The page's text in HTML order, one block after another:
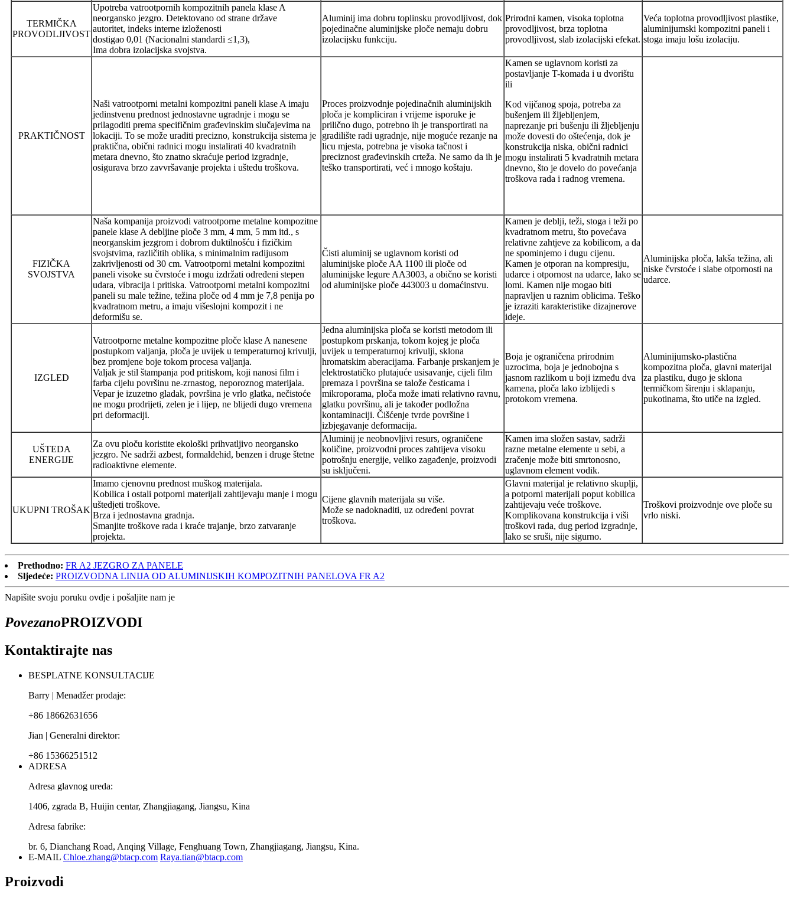
TERMIČKA
PROVODLJIVOST
Upotreba vatrootpornih kompozitnih panela klase A
neorgansko jezgro. Detektovano od strane države
autoritet, indeks interne izloženosti
dostigao 0,01 (Nacionalni standardi ≤1,3),
Ima dobra izolacijska svojstva.
Aluminij ima dobru toplinsku provodljivost, dok
pojedinačne aluminijske ploče nemaju dobru
izolacijsku funkciju.
Prirodni kamen, visoka toplotna
provodljivost, brza toplotna
provodljivost, slab izolacijski efekat.
Veća toplotna provodljivost plastike,
aluminijumski kompozitni paneli i
stoga imaju lošu izolaciju.
PRAKTIČNOST
Naši vatrootporni metalni kompozitni paneli klase A imaju
jedinstvenu prednost jednostavne ugradnje i mogu se
prilagoditi prema specifičnim građevinskim slučajevima na
lokaciji. To se može uraditi precizno, konstrukcija sistema je
praktična, obični radnici mogu instalirati 40 kvadratnih
metara dnevno, što znatno skraćuje period izgradnje,
osigurava brzo zavvršavanje projekta i uštedu troškova.
Proces proizvodnje pojedinačnih aluminijskih
ploča je kompliciran i vrijeme isporuke je
prilično dugo, potrebno ih je transportirati na
gradilište radi ugradnje, nije moguće rezanje na
licu mjesta, potrebna je visoka tačnost i
preciznost građevinskih crteža. Ne samo da ih je
teško transportirati, već i mnogo koštaju.
Kamen se uglavnom koristi za
postavljanje T-komada i u dvorištu
ili
Kod vijčanog spoja, potreba za
bušenjem ili žljebljenjem,
naprezanje pri bušenju ili žljebljenju
može dovesti do oštećenja, dok je
konstrukcija niska, obični radnici
mogu instalirati 5 kvadratnih metara
dnevno, što je dovelo do povećanja
troškova rada i radnog vremena.
FIZIČKA
SVOJSTVA
Naša kompanija proizvodi vatrootporne metalne kompozitne
panele klase A debljine ploče 3 mm, 4 mm, 5 mm itd., s
neorganskim jezgrom i dobrom duktilnošću i fizičkim
svojstvima, različitih oblika, s minimalnim radijusom
zakrivljenosti od 30 cm. Vatrootporni metalni kompozitni
paneli visoke su čvrstoće i mogu izdržati određeni stepen
udara, vibracija i pritiska. Vatrootporni metalni kompozitni
paneli su male težine, težina ploče od 4 mm je 7,8 penija po
kvadratnom metru, a imaju višeslojni kompozit i ne
deformišu se.
Čisti aluminij se uglavnom koristi od
aluminijske ploče AA 1100 ili ploče od
aluminijske legure AA3003, a obično se koristi
od aluminijske ploče 443003 u domaćinstvu.
Kamen je deblji, teži, stoga i teži po
kvadratnom metru, što povećava
relativne zahtjeve za kobilicom, a da
ne spominjemo i dugu cijenu.
Kamen je otporan na kompresiju,
udarce i otpornost na udarce, lako se
lomi. Kamen nije mogao biti
napravljen u raznim oblicima. Teško
je izraziti karakteristike dizajnerove
ideje.
Aluminijska ploča, lakša težina, ali
niske čvrstoće i slabe otpornosti na
udarce.
IZGLED
Vatrootporne metalne kompozitne ploče klase A nanesene
postupkom valjanja, ploča je uvijek u temperaturnoj krivulji,
bez promjene boje tokom procesa valjanja.
Valjak je stil štampanja pod pritiskom, koji nanosi film i
farba cijelu površinu ne-zrnastog, neporoznog materijala.
Vepar je izuzetno gladak, površina je vrlo glatka, nečistoće
ne mogu prodrijeti, zelen je i lijep, ne blijedi dugo vremena
pri deformaciji.
Jedna aluminijska ploča se koristi metodom ili
postupkom prskanja, tokom kojeg je ploča
uvijek u temperaturnoj krivulji, sklona
hromatskim aberacijama. Farbanje prskanjem je
elektrostatičko plutajuće usisavanje, cijeli film
premaza i površina se talože česticama i
mikroporama, ploča može imati relativno ravnu,
glatku površinu, ali je također podložna
kontaminaciji. Čišćenje tvrde površine i
izbjegavanje deformacija.
Boja je ograničena prirodnim
uzrocima, boja je jednobojna s
jasnom razlikom u boji između dva
kamena, ploča lako izblijedi s
protokom vremena.
Aluminijumsko-plastična
kompozitna ploča, glavni materijal
za plastiku, dugo je sklona
termičkom širenju i sklapanju,
pukotinama, što utiče na izgled.
UŠTEDA
ENERGIJE
Za ovu ploču koristite ekološki prihvatljivo neorgansko
jezgro. Ne sadrži azbest, formaldehid, benzen i druge štetne
radioaktivne elemente.
Aluminij je neobnovljivi resurs, ograničene
količine, proizvodni proces zahtijeva visoku
potrošnju energije, veliko zagađenje, proizvodi
su isključeni.
Kamen ima složen sastav, sadrži
razne metalne elemente u sebi, a
zračenje može biti smrtonosno,
uglavnom element vodik.
UKUPNI TROŠAK
Imamo cjenovnu prednost muškog materijala.
Kobilica i ostali potporni materijali zahtijevaju manje i mogu
uštedjeti troškove.
Brza i jednostavna gradnja.
Smanjite troškove rada i kraće trajanje, brzo zatvaranje
projekta.
Cijene glavnih materijala su više.
Može se nadoknaditi, uz određeni povrat
troškova.
Glavni materijal je relativno skuplji,
a potporni materijali poput kobilica
zahtijevaju veće troškove.
Komplikovana konstrukcija i viši
troškovi rada, dug period izgradnje,
lako se sruši, nije sigurno.
Troškovi proizvodnje ove ploče su
vrlo niski.
Prethodno: FR A2 JEZGRO ZA PANELE
Sljedeće: PROIZVODNA LINIJA OD ALUMINIJSKIH KOMPOZITNIH PANELOVA FR A2
Napišite svoju poruku ovdje i pošaljite nam je
PovezanoPROIZVODI
Kontaktirajte nas
BESPLATNE KONSULTACIJE
Barry | Menadžer prodaje:
+86 18662631656
Jian | Generalni direktor:
+86 15366251512
ADRESA
Adresa glavnog ureda:
1406, zgrada B, Huijin centar, Zhangjiagang, Jiangsu, Kina
Adresa fabrike:
br. 6, Dianchang Road, Anqing Village, Fenghuang Town, Zhangjiagang, Jiangsu, Kina.
E-MAIL Chloe.zhang@btacp.com Raya.tian@btacp.com
Proizvodi